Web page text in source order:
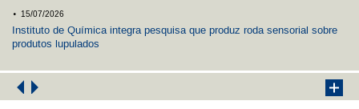
. 15/07/2026
Instituto de Química integra pesquisa que produz roda sensorial sobre
produtos lupulados